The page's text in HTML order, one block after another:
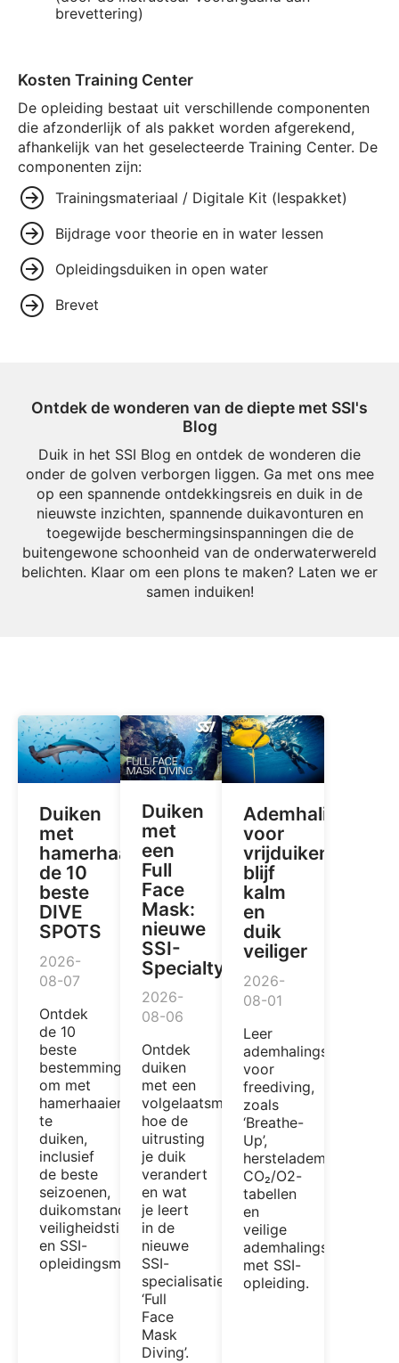
brevettering)
Kosten Training Center
De opleiding bestaat uit verschillende componenten
die afzonderlijk of als pakket worden afgerekend,
afhankelijk van het geselecteerde Training Center. De
componenten zijn:
Trainingsmateriaal / Digitale Kit (lespakket)
Bijdrage voor theorie en in water lessen
Opleidingsduiken in open water
Brevet
Ontdek de wonderen van de diepte met SSI's
Blog
Duik in het SSI Blog en ontdek de wonderen die
onder de golven verborgen liggen. Ga met ons mee
op een spannende ontdekkingsreis en duik in de
nieuwste inzichten, spannende duikavonturen en
toegewijde beschermingsinspanningen die de
buitengewone schoonheid van de onderwaterwereld
belichten. Klaar om een plons te maken? Laten we er
samen induiken!
Duiken
met
hamerhaaien:
de 10
beste
DIVE
SPOTS
2026-
08-07
Ontdek
de 10
beste
bestemmingen
om met
hamerhaaien
te
duiken,
inclusief
de beste
seizoenen,
duikomstandigheden,
veiligheidstips
en SSI-
opleidingsmogelijkheden.
Duiken
met
een
Full
Face
Mask:
nieuwe
SSI-
Specialty
2026-
08-06
Ontdek
duiken
met een
volgelaatsmasker,
hoe de
uitrusting
je duik
verandert
en wat
je leert
in de
nieuwe
SSI-
specialisatie
‘Full
Face
Mask
Diving’.
voor
vrijduiken:
blijf
kalm
en
duik
veiliger
2026-
08-01
Leer
voor
freediving,
zoals
‘Breathe-
Up’,
herstelademhaling,
CO₂/O2-
tabellen
en
veilige
ademhalingscontrole
met SSI-
opleiding.